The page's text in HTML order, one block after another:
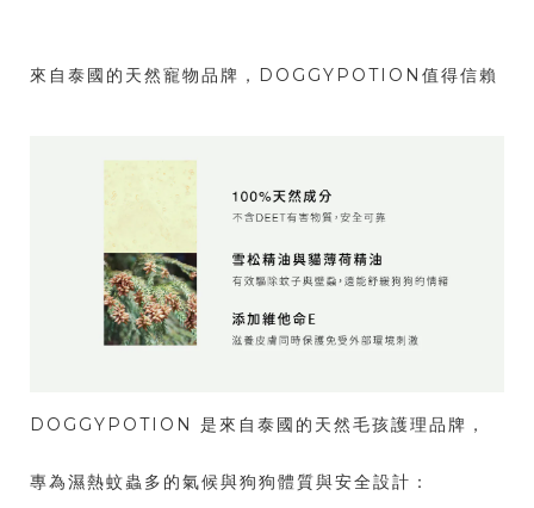
來自泰國的天然寵物品牌，DOGGYPOTION值得信賴
DOGGYPOTION 是來自泰國的天然毛孩護理品牌，
專為濕熱蚊蟲多的氣候與狗狗體質與安全設計：